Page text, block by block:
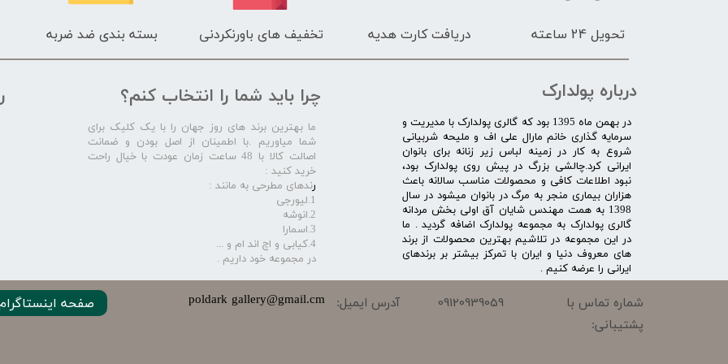
تحویل 24 ساعته دریافت کارت هدیه تخفیف های باورنکردنی بسته بندی ضد ضربه
درباره پولدارک
در بهمن ماه 1395 بود که گالری پولدارک با مدیریت و
سرمایه گذاری خانم مارال علی اف و ملیحه شربیانی
شروع به کار در زمینه لباس زیر زنانه برای بانوان
ایرانی کرد.چالشی بزرگ در پیش روی پولدارک بود،
نبود اطلاعات کافی و محصولات مناسب سالانه باعث
هزاران بیماری منجر به مرگ در بانوان میشود در سال
1398 به همت مهندس شایان آق اولی بخش مردانه
گالری پولدارک به مجموعه پولدارک اضافه گردید . ما
در این مجموعه در تلاشیم بهترین محصولات از برند
های معروف دنیا و ایران با تمرکز بیشتر بر برندهای
ایرانی را عرضه کنیم .​​​​​​​
چرا باید شما را انتخاب کنم؟
ما بهترین برند های روز جهان را با یک کلیک برای
شما میاوریم .با اطمینان از اصل بودن و ضمانت
اصالت کالا با 48 ساعت زمان عودت با خیال راحت
خرید کنید :
رندهای مطرحی به مانند :
1.لیورجی
2.انوشه
3.اسمارا
4.کیابی و اچ اند ام و ...
در مجموعه خود داریم .​​​​​​​
شماره تماس با
پشتیبانی:
09120939059 آدرس ایمیل: ​​​poldark gallery@gmail.cm صفحه